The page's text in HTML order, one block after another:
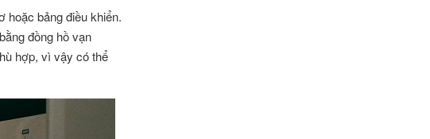
hoặc bảng điều khiển.
đồng hồ vạn
hợp, vì vậy có thể